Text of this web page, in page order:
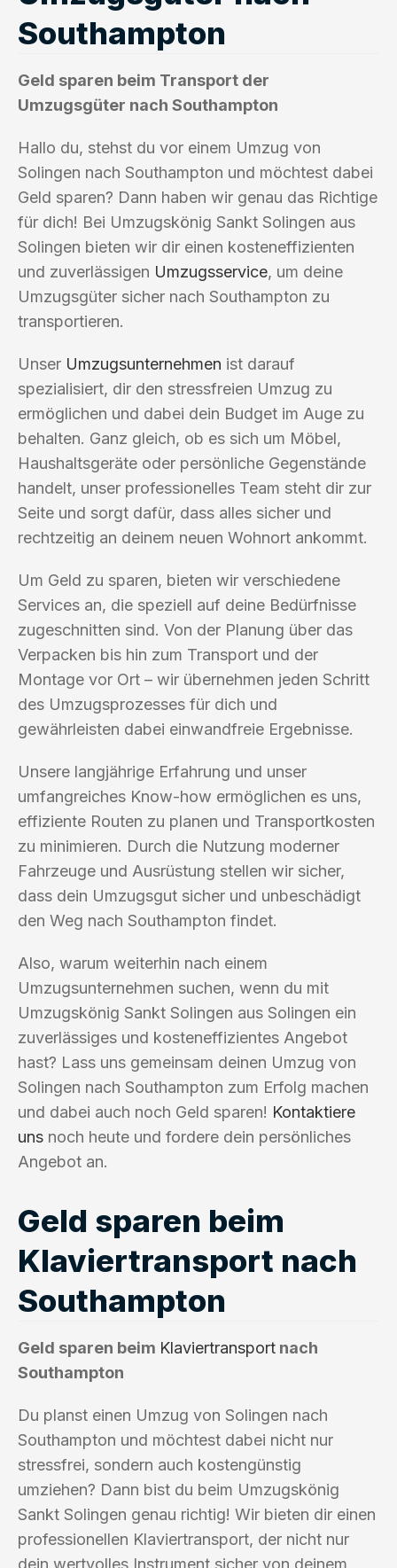
Southampton
Geld sparen beim Transport der
Umzugsgüter nach Southampton
Hallo du, stehst du vor einem Umzug von
Solingen nach Southampton und möchtest dabei
Geld sparen? Dann haben wir genau das Richtige
für dich! Bei Umzugskönig Sankt Solingen aus
Solingen bieten wir dir einen kosteneffizienten
und zuverlässigen Umzugsservice, um deine
Umzugsgüter sicher nach Southampton zu
transportieren.
Unser Umzugsunternehmen ist darauf
spezialisiert, dir den stressfreien Umzug zu
ermöglichen und dabei dein Budget im Auge zu
behalten. Ganz gleich, ob es sich um Möbel,
Haushaltsgeräte oder persönliche Gegenstände
handelt, unser professionelles Team steht dir zur
Seite und sorgt dafür, dass alles sicher und
rechtzeitig an deinem neuen Wohnort ankommt.
Um Geld zu sparen, bieten wir verschiedene
Services an, die speziell auf deine Bedürfnisse
zugeschnitten sind. Von der Planung über das
Verpacken bis hin zum Transport und der
Montage vor Ort – wir übernehmen jeden Schritt
des Umzugsprozesses für dich und
gewährleisten dabei einwandfreie Ergebnisse.
Unsere langjährige Erfahrung und unser
umfangreiches Know-how ermöglichen es uns,
effiziente Routen zu planen und Transportkosten
zu minimieren. Durch die Nutzung moderner
Fahrzeuge und Ausrüstung stellen wir sicher,
dass dein Umzugsgut sicher und unbeschädigt
den Weg nach Southampton findet.
Also, warum weiterhin nach einem
Umzugsunternehmen suchen, wenn du mit
Umzugskönig Sankt Solingen aus Solingen ein
zuverlässiges und kosteneffizientes Angebot
hast? Lass uns gemeinsam deinen Umzug von
Solingen nach Southampton zum Erfolg machen
und dabei auch noch Geld sparen! Kontaktiere
uns noch heute und fordere dein persönliches
Angebot an.
Geld sparen beim
Klaviertransport nach
Southampton
Geld sparen beim Klaviertransport nach
Southampton
Du planst einen Umzug von Solingen nach
Southampton und möchtest dabei nicht nur
stressfrei, sondern auch kostengünstig
umziehen? Dann bist du beim Umzugskönig
Sankt Solingen genau richtig! Wir bieten dir einen
professionellen Klaviertransport, der nicht nur
dein wertvolles Instrument sicher von deinem